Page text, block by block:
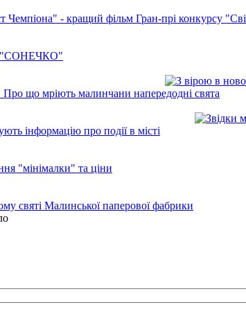
Чемпіона" - кращий фільм Гран-прі конкурсу
"СОНЕЧКО"
Про що мріють малинчани напередодні свята
інформацію про події в місті
"мінімалки" та ціни
святі Малинської паперової фабрики